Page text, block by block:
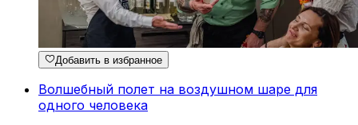
Добавить в избранное
Волшебный полет на воздушном шаре для
одного человека